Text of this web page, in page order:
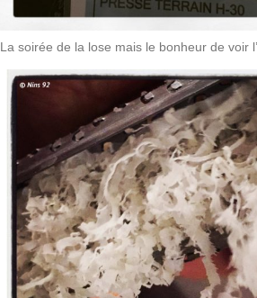
La soirée de la lose mais le bonheur de voir